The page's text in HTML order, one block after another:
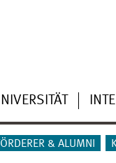
& ALUMNI